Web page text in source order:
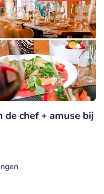
chef + amuse bij